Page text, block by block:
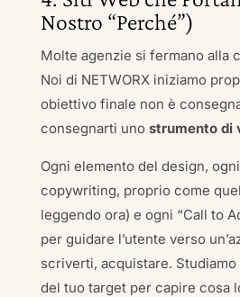
Nostro “Perché”)
Molte agenzie si fermano alla
Noi di NETWORX iniziamo
obiettivo finale non è
consegnarti uno strumento di
Ogni elemento del design,
copywriting, proprio come
leggendo ora) e ogni “Call to
per guidare l’utente verso
scriverti, acquistare.
del tuo target per capire cosa